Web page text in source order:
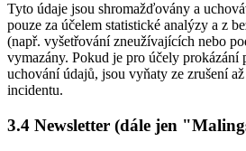
Tyto údaje jsou shromažďovány a
pouze za účelem statistické analýzy a z
(např. vyšetřování zneužívajících nebo
vymazány. Pokud je pro účely prokázání
uchování údajů, jsou vyňaty ze zrušení
incidentu.
3.4 Newsletter (dále jen